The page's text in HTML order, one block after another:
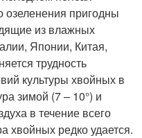
озеленения пригодны
из влажных
Японии, Китая,
трудность
культуры хвойных в
зимой (7 – 10°) и
в течение всего
хвойных редко удается.